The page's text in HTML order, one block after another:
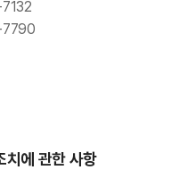
7790
치에 관한 사항